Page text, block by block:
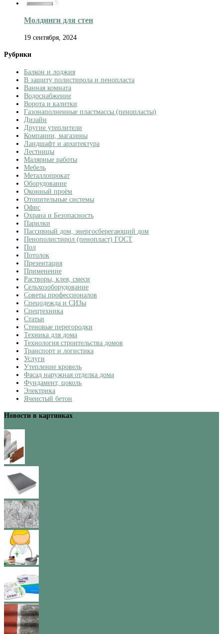
Молдинги для стен
19 сентября, 2024
Рубрики
Балкон и лоджия
В защиту полистирола и пенопласта
Ванная комната
Водоснабжение
Ворота и калитки
Газонаполненные пластмассы (пенопласты)
Дизайн
Другие утеплители
Компании, магазины
Ландшафт и архитектура
Лестницы
Малярные работы
Мебель
Металлопрокат
Оборудование
Оконный проём
Отопительные системы
Офис
Охрана и Безопасность
Парилки
Пассивный дом, энергосберегающий дом
Пенополистирол (пенопласт) ГОСТ
Пол
Потолок
Презентация
Применение
Растворы, клея, смеси
Сельхозоборудование
Советы профессионалов
Спецодежда и СИЗы
Спецтехника
Статьи
Стеновые перегородки
Техника для дома
Технология строительства домов
Транспорт и логистика
Услуги
Утепление кровель
Фасад наружная отделка дома
Фундамент, цоколь
Электрика
Ячеистый бетон
Новости в картинках